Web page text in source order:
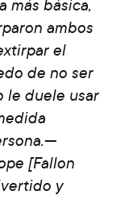
más básica,
ambos
el
de no ser
le duele usar
[Fallon
y